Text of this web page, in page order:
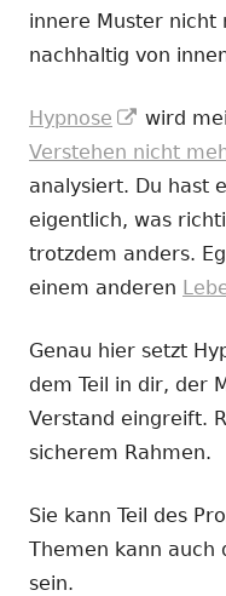
innere Muster nicht
nachhaltig von
Hypnose
In
neuem
Fenster
öffnen
wird
Verstehen nicht
analysiert. Du hast
eigentlich, was
trotzdem anders.
einem anderen
Genau hier setzt
dem Teil in dir, der
Verstand eingreift.
sicherem Rahmen.
Sie kann Teil des
Themen kann auch
sein.